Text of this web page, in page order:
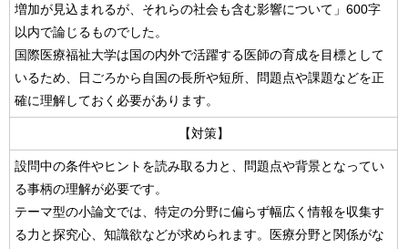
増加が見込まれるが、それらの社会も含む影響について」600字
以内で論じるものでした。
国際医療福祉大学は国の内外で活躍する医師の育成を目標として
いるため、日ごろから自国の長所や短所、問題点や課題などを正
確に理解しておく必要があります。
【対策】
設問中の条件やヒントを読み取る力と、問題点や背景となってい
る事柄の理解が必要です。
テーマ型の小論文では、特定の分野に偏らず幅広く情報を収集す
る力と探究心、知識欲などが求められます。医療分野と関係がな